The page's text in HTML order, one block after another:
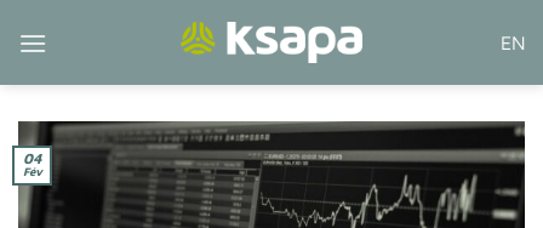
EN
04
Fév